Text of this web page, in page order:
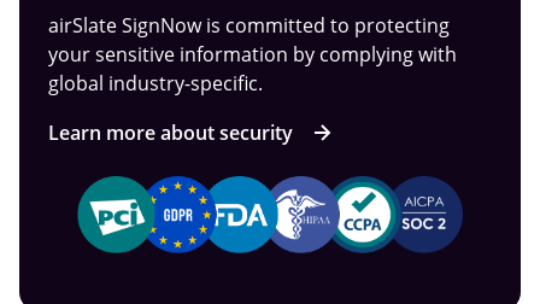
airSlate SignNow is committed to protecting
your sensitive information by complying with
global industry-specific.
Learn more about security